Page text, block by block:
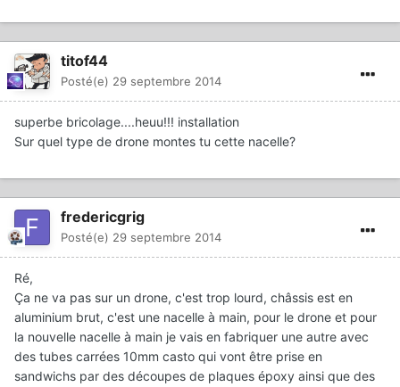
titof44
Posté(e) 29 septembre 2014
superbe bricolage....heuu!!! installation
Sur quel type de drone montes tu cette nacelle?
fredericgrig
Posté(e) 29 septembre 2014
Ré,
Ça ne va pas sur un drone, c'est trop lourd, châssis est en
aluminium brut, c'est une nacelle à main, pour le drone et pour
la nouvelle nacelle à main je vais en fabriquer une autre avec
des tubes carrées 10mm casto qui vont être prise en
sandwichs par des découpes de plaques époxy ainsi que des